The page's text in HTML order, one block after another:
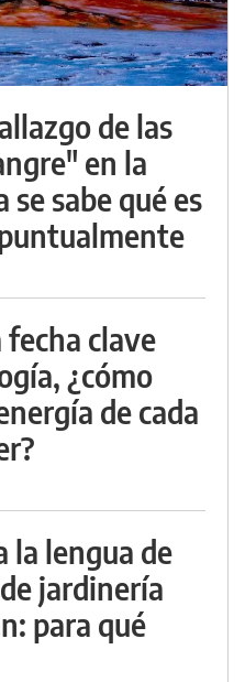
de las
en la
sabe qué es
clave
¿cómo
de cada
la lengua de
jardinería
para qué